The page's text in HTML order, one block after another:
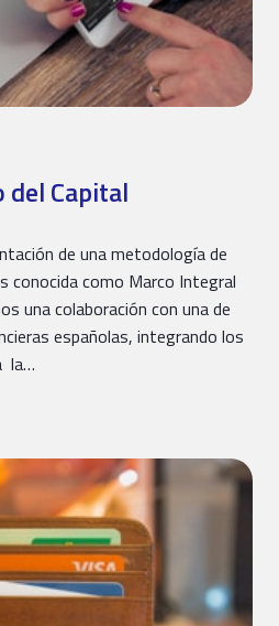
del Capital
de una metodología de
conocida como Marco Integral
una colaboración con una de
españolas, integrando los
la…